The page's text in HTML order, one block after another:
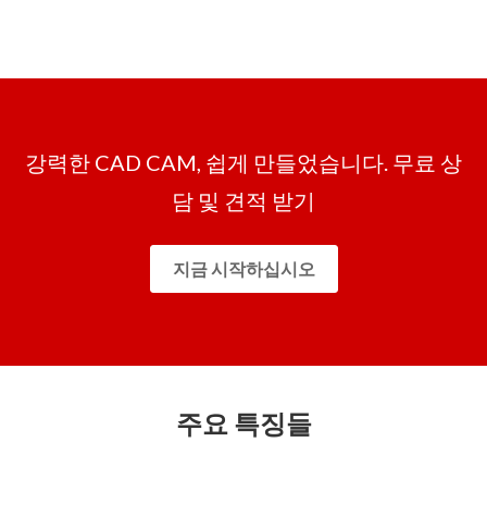
강력한 CAD CAM, 쉽게 만들었습니다. 무료 상
담 및 견적 받기
지금 시작하십시오
주요 특징들